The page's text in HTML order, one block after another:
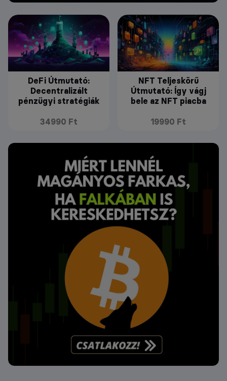
DeFi Útmutató:
Decentralizált
pénzügyi stratégiák
34990 Ft
NFT Teljeskörű
Útmutató: Így vágj
bele az NFT piacba
19990 Ft